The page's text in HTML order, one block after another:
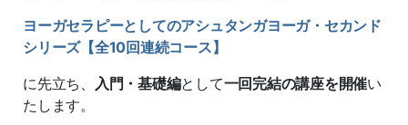
ヨーガセラピーとしてのアシュタンガヨーガ・セカンド
シリーズ【全10回連続コース】
に先立ち、
入門・基礎編として一回完結の講座を開催い
たします。